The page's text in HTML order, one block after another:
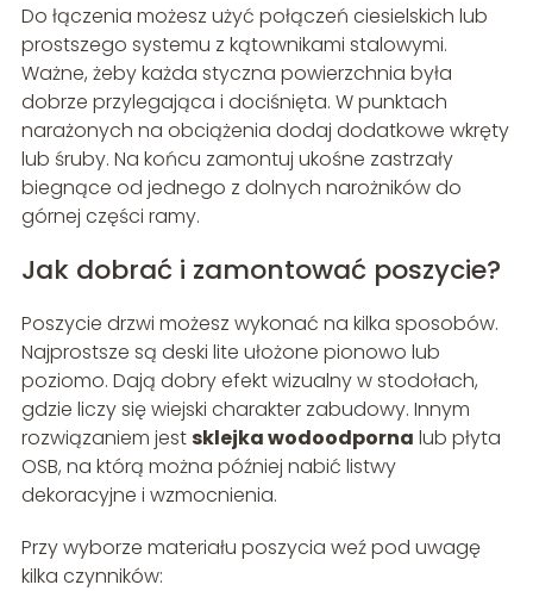
Do łączenia możesz użyć połączeń ciesielskich lub
prostszego systemu z kątownikami stalowymi.
Ważne, żeby każda styczna powierzchnia była
dobrze przylegająca i dociśnięta. W punktach
narażonych na obciążenia dodaj dodatkowe wkręty
lub śruby. Na końcu zamontuj ukośne zastrzały
biegnące od jednego z dolnych narożników do
górnej części ramy.
Jak dobrać i zamontować poszycie?
Poszycie drzwi możesz wykonać na kilka sposobów.
Najprostsze są deski lite ułożone pionowo lub
poziomo. Dają dobry efekt wizualny w stodołach,
gdzie liczy się wiejski charakter zabudowy. Innym
rozwiązaniem jestsklejka wodoodporna lub płyta
OSB, na którą można później nabić listwy
dekoracyjne i wzmocnienia.
Przy wyborze materiału poszycia weź pod uwagę
kilka czynników: